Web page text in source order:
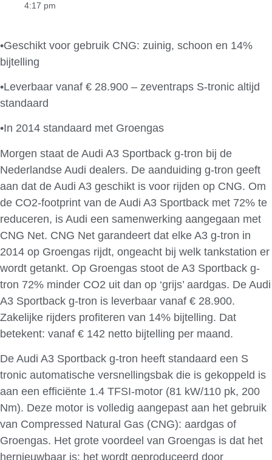
4:17 pm
•Geschikt voor gebruik CNG: zuinig, schoon en 14%
bijtelling
•Leverbaar vanaf € 28.900 – zeventraps S-tronic altijd
standaard
•In 2014 standaard met Groengas
Morgen staat de Audi A3 Sportback g-tron bij de
Nederlandse Audi dealers. De aanduiding g-tron geeft
aan dat de Audi A3 geschikt is voor rijden op CNG. Om
de CO2-footprint van de Audi A3 Sportback met 72% te
reduceren, is Audi een samenwerking aangegaan met
CNG Net. CNG Net garandeert dat elke A3 g-tron in
2014 op Groengas rijdt, ongeacht bij welk tankstation er
wordt getankt. Op Groengas stoot de A3 Sportback g-
tron 72% minder CO2 uit dan op ‘grijs’ aardgas. De Audi
A3 Sportback g-tron is leverbaar vanaf € 28.900.
Zakelijke rijders profiteren van 14% bijtelling. Dat
betekent: vanaf € 142 netto bijtelling per maand.
De Audi A3 Sportback g-tron heeft standaard een S
tronic automatische versnellingsbak die is gekoppeld is
aan een efficiënte 1.4 TFSI-motor (81 kW/110 pk, 200
Nm). Deze motor is volledig aangepast aan het gebruik
van Compressed Natural Gas (CNG): aardgas of
Groengas. Het grote voordeel van Groengas is dat het
hernieuwbaar is: het wordt geproduceerd door